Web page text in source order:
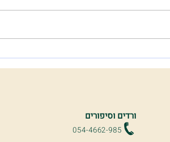
ורדים וסיפורים
054-4662-985